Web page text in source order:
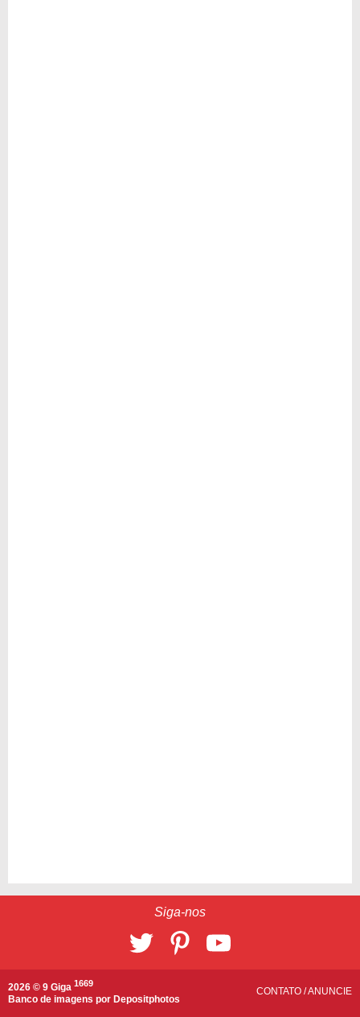
Siga-nos
2026 © 9 Giga 1669
Banco de imagens por Depositphotos
CONTATO /ANUNCIE